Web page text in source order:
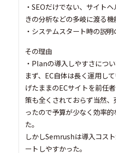
・SEOだけでない、サイト
きの分析などの多岐に渡る機
・システムスタート時の説明
その理由
・Planの導入しやすさにつ
まず、EC自体は長く運用し
げたままのECサイトを前任
策も全くされておらず当然
ったので予算が少なく効率
た。
しかしSemrushは導入コス
ートしやすかった。